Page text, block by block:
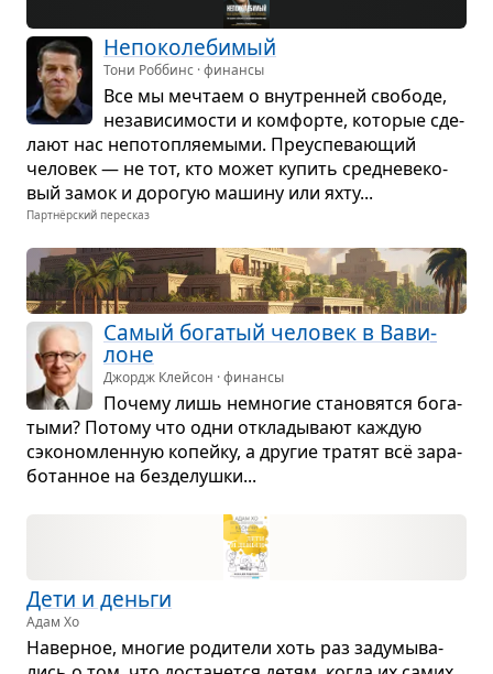
Непо­ко­ле­би­мый
Тони Роббинс · финансы
Все мы меч­таем о вну­трен­ней сво­боде,
неза­ви­си­мо­сти и ком­форте, кото­рые сде­
лают нас непо­топ­ля­е­мыми. Пре­успе­ва­ю­щий
чело­век — не тот, кто может купить сред­не­ве­ко­
вый замок и доро­гую машину или яхту...
Партнёрский пересказ
Самый бога­тый чело­век в Вави­
лоне
Джордж Клейсон · финансы
Почему лишь немно­гие ста­но­вятся бога­
тыми? Потому что одни откла­ды­вают каж­дую
сэко­ном­лен­ную копейку, а дру­гие тра­тят всё зара­
бо­тан­ное на без­де­лушки...
Дети и деньги
Адам Хо
Навер­ное, мно­гие роди­тели хоть раз заду­мы­ва­